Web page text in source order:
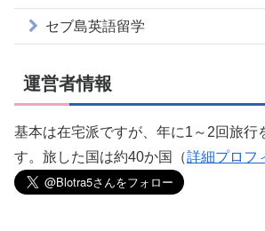
セブ島英語留学
運営者情報
基本は在宅派ですが、年に1～2回旅行
す。旅した国は約40か国（詳細プロフ